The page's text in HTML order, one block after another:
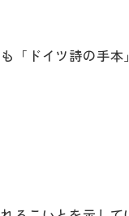
「ドイツ詩の手